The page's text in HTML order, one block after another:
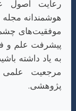
رعایت اصول
هوشمندانه مجله
موفقیت‌های
پیشرفت علم و
به یاد داشته
مرجعیت علمی
پژوهشی.